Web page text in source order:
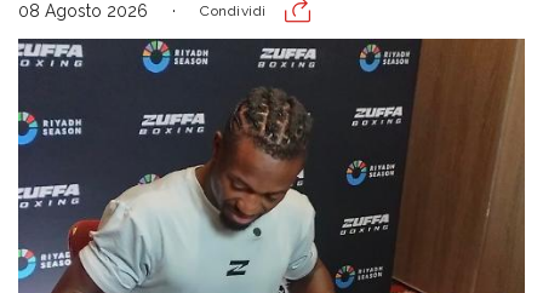
08 Agosto 2026 Condividi